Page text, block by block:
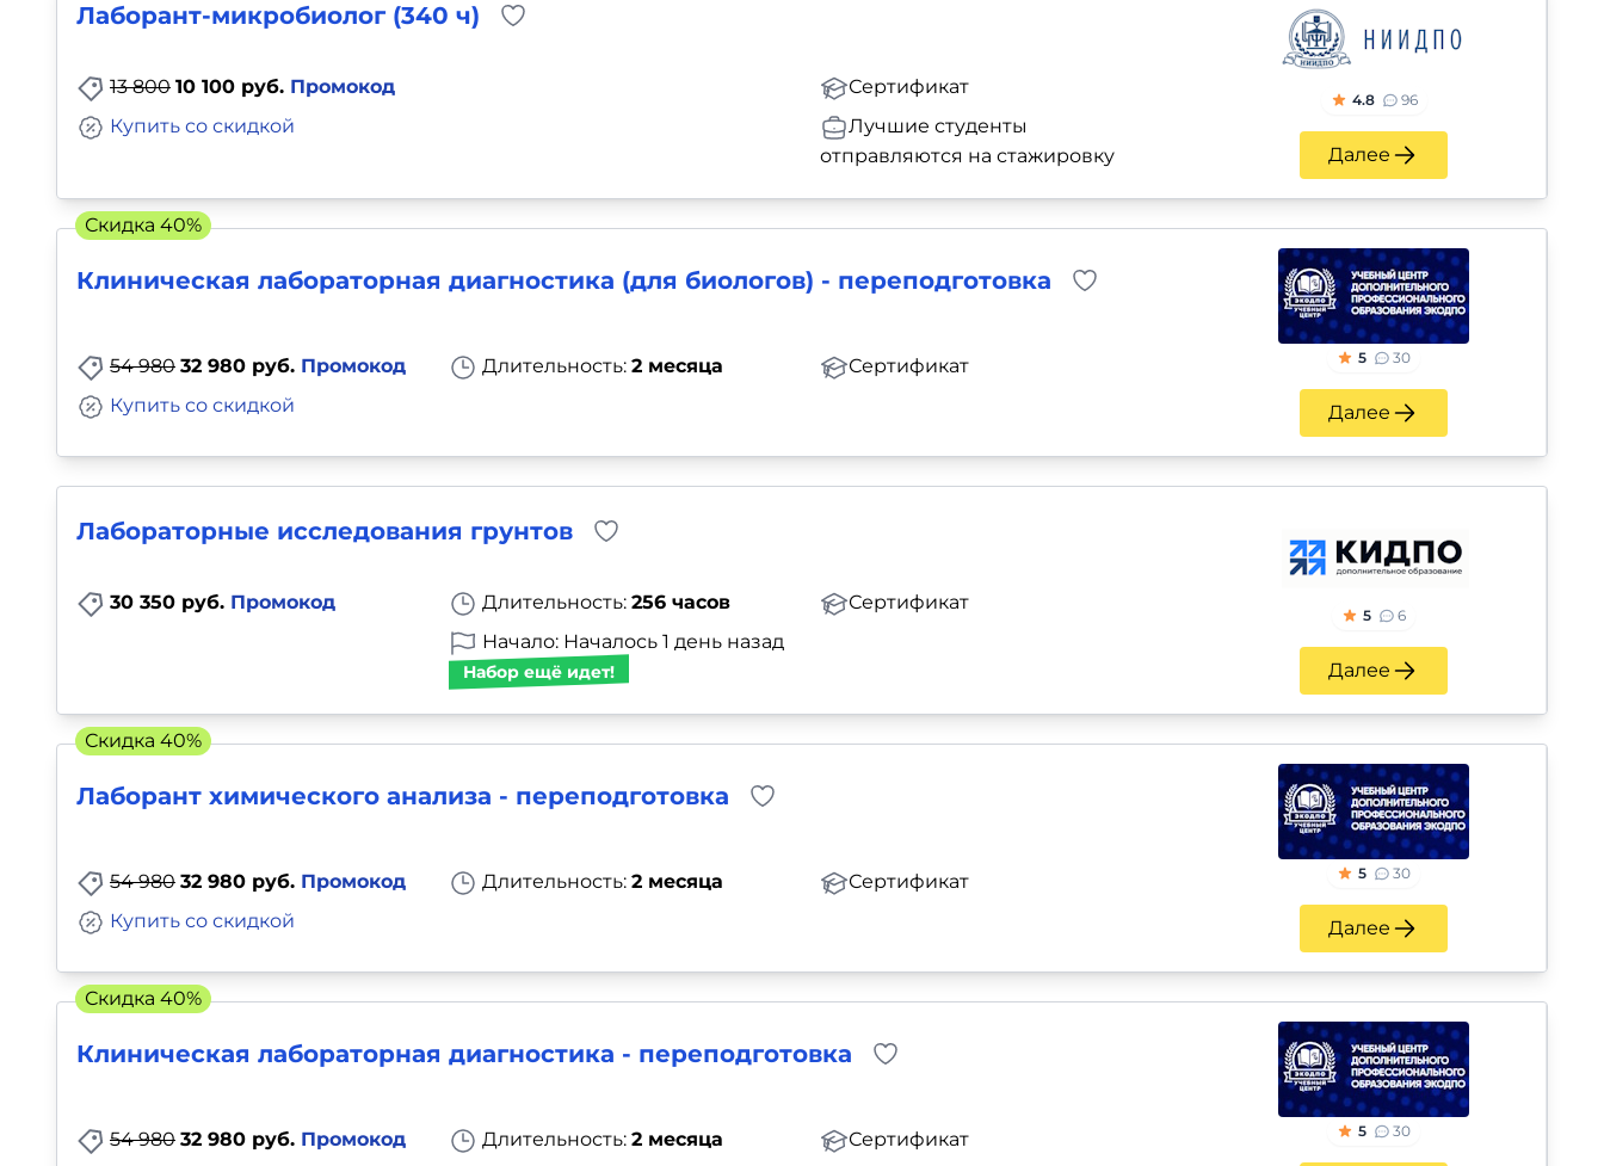
Лаборант-микробиолог (340 ч)
13 800 10 100 руб. Промокод
Сертификат
Купить со скидкой
Лучшие студенты
отправляются на стажировку
4.8 96
Далее
Клиническая лабораторная диагностика (для биологов) - переподготовка
54 980 32 980 руб. Промокод Длительность: 2 месяца
Сертификат
Купить со скидкой
5 30
Далее
Скидка 40%
Лабораторные исследования грунтов
30 350 руб. Промокод Длительность: 256 часов
Сертификат
Начало: Началось 1 день назад
Набор ещё идет!
5 6
Далее
Лаборант химического анализа - переподготовка
54 980 32 980 руб. Промокод Длительность: 2 месяца
Сертификат
Купить со скидкой
5 30
Далее
Скидка 40%
Клиническая лабораторная диагностика - переподготовка
54 980 32 980 руб. Промокод Длительность: 2 месяца
Сертификат
5 30
Скидка 40%